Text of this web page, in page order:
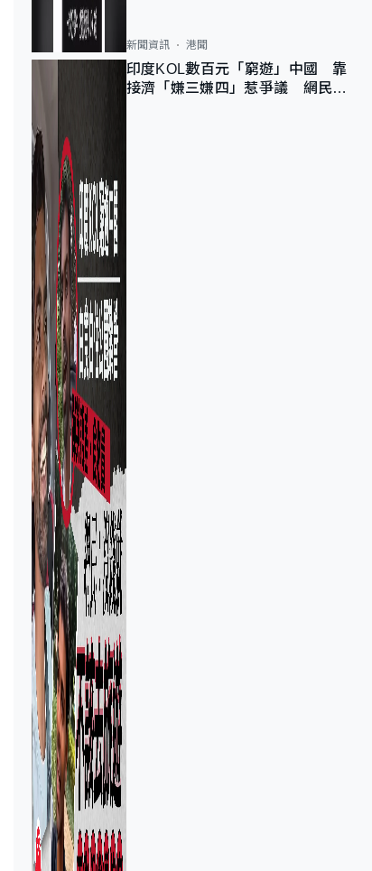
新聞資訊 港聞
印度KOL數百元「窮遊」中國 靠
接濟「嫌三嫌四」惹爭議 網民：